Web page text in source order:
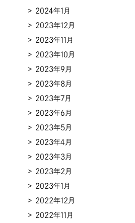
2024年1月
2023年12月
2023年11月
2023年10月
2023年9月
2023年8月
2023年7月
2023年6月
2023年5月
2023年4月
2023年3月
2023年2月
2023年1月
2022年12月
2022年11月